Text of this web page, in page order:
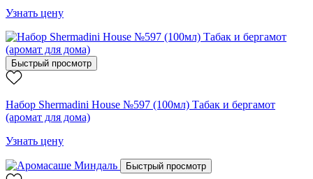
Узнать цену
Быстрый просмотр
Набор Shermadini House №597 (100мл) Табак и бергамот
(аромат для дома)
Узнать цену
Быстрый просмотр